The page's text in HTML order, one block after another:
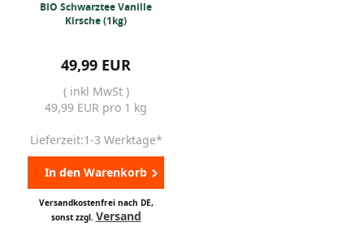
BIO Schwarztee Vanille
Kirsche (1kg)
49,99 EUR
( inkl MwSt )
49,99 EUR pro 1 kg
Lieferzeit:1-3 Werktage*
In den Warenkorb
Versandkostenfrei nach DE,
sonst zzgl. Versand